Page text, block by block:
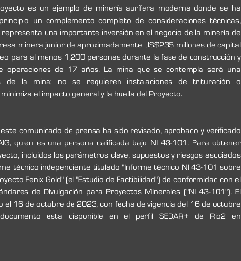
es un ejemplo de minería aurífera moderna donde se ha
un complemento completo de consideraciones técnicas,
representa una importante inversión en el negocio de la minería de
minera junior de aproximadamente US$235 millones de capital
para al menos 1,200 personas durante la fase de construcción y
operaciones de 17 años. La mina que se contempla será una
de la mina; no se requieren instalaciones de trituración o
el impacto general y la huella del Proyecto.
comunicado de prensa ha sido revisado, aprobado y verificado
quien es una persona calificada bajo NI 43-101. Para obtener
incluidos los parámetros clave, supuestos y riesgos asociados
técnico independiente titulado "Informe técnico NI 43-101 sobre
Fenix Gold" (el "Estudio de Factibilidad") de conformidad con el
de Divulgación para Proyectos Minerales ("NI 43-101"). El
el 16 de octubre de 2023, con fecha de vigencia del 16 de octubre